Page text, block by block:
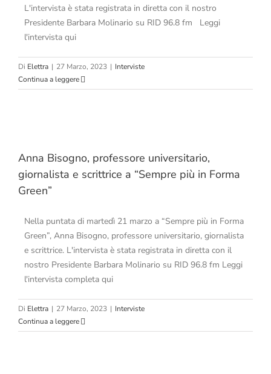
L'intervista è stata registrata in diretta con il nostro
Presidente Barbara Molinario su RID 96.8 fm Leggi
l'intervista qui
Di Elettra | 27 Marzo, 2023 | Interviste
Continua a leggere
Anna Bisogno, professore universitario,
giornalista e scrittrice a “Sempre più in Forma
Green”
Nella puntata di martedì 21 marzo a “Sempre più in Forma
Green”, Anna Bisogno, professore universitario, giornalista
e scrittrice. L'intervista è stata registrata in diretta con il
nostro Presidente Barbara Molinario su RID 96.8 fm Leggi
l'intervista completa qui
Di Elettra | 27 Marzo, 2023 | Interviste
Continua a leggere